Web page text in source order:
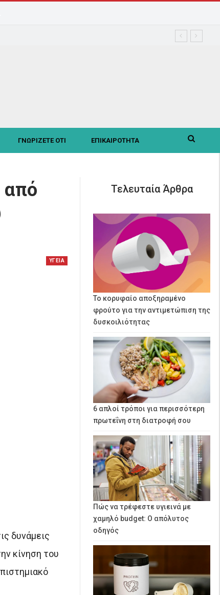
ΓΝΩΡΙΖΕΤΕ ΟΤΙ ΕΠΙΚΑΙΡΟΤΗΤΑ
ΥΓΕΙΑ
δυνάμεις
κίνηση του
Τελευταία Άρθρα
Το κορυφαίο αποξηραμένο
φρούτο για την αντιμετώπιση της
δυσκοιλιότητας
6 απλοί τρόποι για περισσότερη
πρωτεΐνη στη διατροφή σου
Πώς να τρέφεστε υγιεινά με
χαμηλό budget: Ο απόλυτος
οδηγός